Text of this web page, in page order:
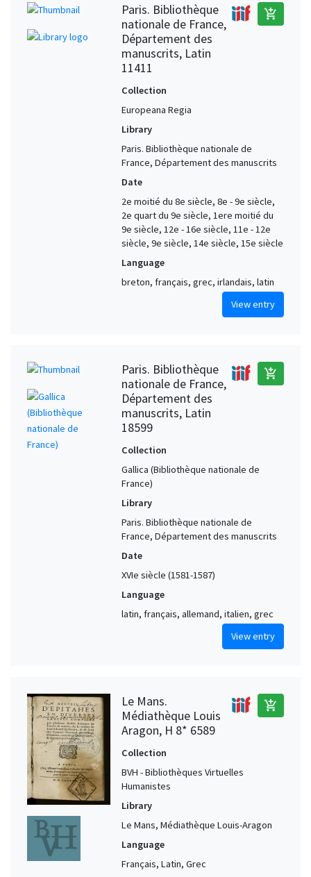
Paris. Bibliothèque
nationale de France,
Département des
manuscrits, Latin
11411
add_shopping_cart
Collection
Europeana Regia
Library
Paris. Bibliothèque nationale de
France, Département des manuscrits
Date
2e moitié du 8e siècle, 8e - 9e siècle,
2e quart du 9e siècle, 1ere moitié du
9e siècle, 12e - 16e siècle, 11e - 12e
siècle, 9e siècle, 14e siècle, 15e siècle
Language
breton, français, grec, irlandais, latin
View entry
Paris. Bibliothèque
nationale de France,
Département des
manuscrits, Latin
18599
add_shopping_cart
Collection
Gallica (Bibliothèque nationale de
France)
Library
Paris. Bibliothèque nationale de
France, Département des manuscrits
Date
XVIe siècle (1581-1587)
Language
latin, français, allemand, italien, grec
View entry
Le Mans.
Médiathèque Louis
Aragon, H 8* 6589
add_shopping_cart
Collection
BVH - Bibliothèques Virtuelles
Humanistes
Library
Le Mans, Médiathèque Louis-Aragon
Language
Français, Latin, Grec